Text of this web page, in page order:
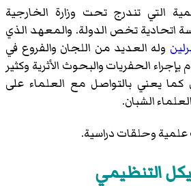
التي تندرج تحت وزارة الخارجية
اتحادية تخص الدولة. والمعهد الذي
وله العديد من اللجان والفروع في
بإجراء الحفريات والبحوث الأثرية وكثير
يعني بالتواصل مع العلماء على
الشبان.
وحلقات دراسية.
التنظيمي